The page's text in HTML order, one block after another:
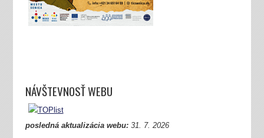
NÁVŠTEVNOSŤ WEBU
posledná aktualizácia webu:31. 7. 2026